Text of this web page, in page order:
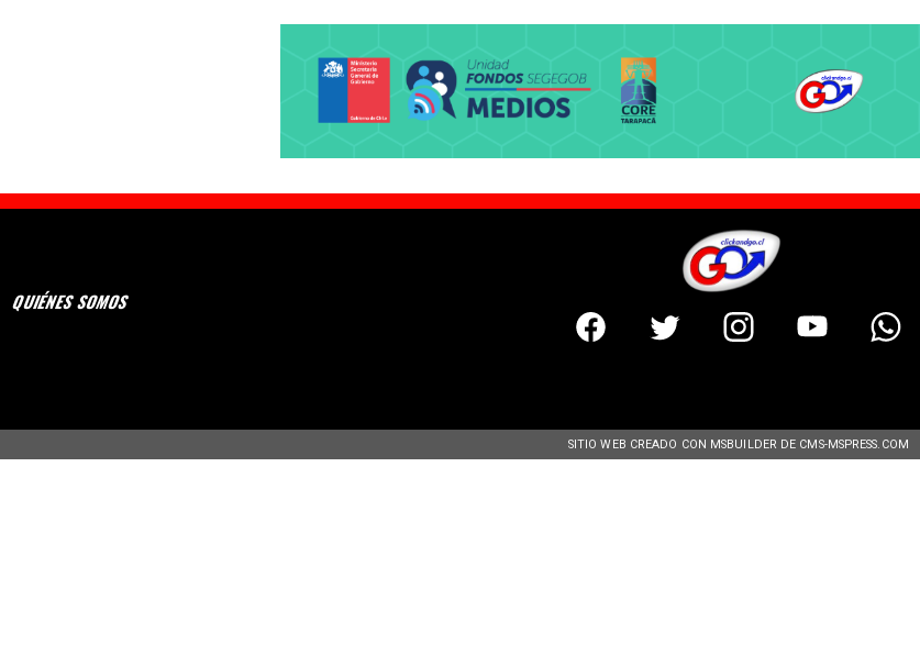
SITIO WEB CREADO CON MSBUILDER DE CMS-MSPRESS.COM
QUIÉNES SOMOS